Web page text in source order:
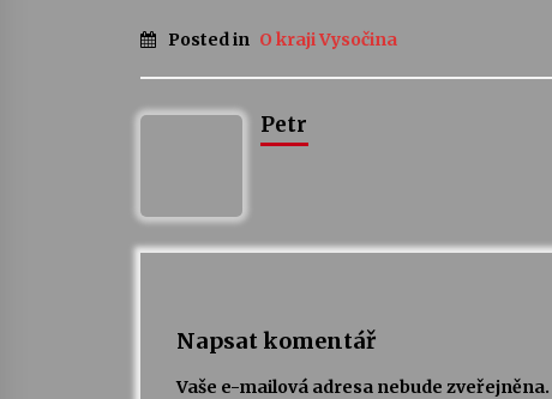
Posted in O kraji Vysočina
Petr
Napsat komentář
Vaše e-mailová adresa nebude zveřejněna.